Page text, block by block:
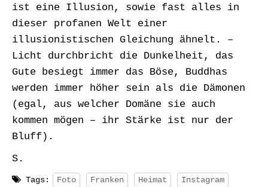
ist eine Illusion, sowie fast alles in
dieser profanen Welt einer
illusionistischen Gleichung ähnelt. –
Licht durchbricht die Dunkelheit, das
Gute besiegt immer das Böse, Buddhas
werden immer höher sein als die Dämonen
(egal, aus welcher Domäne sie auch
kommen mögen – ihr Stärke ist nur der
Bluff).
S.
Tags: Foto Franken Heimat
Instagram